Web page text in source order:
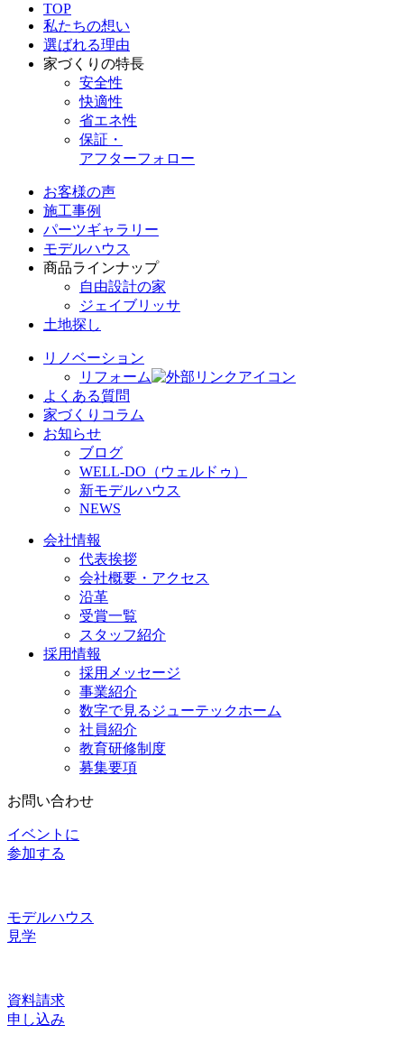
TOP
私たちの想い
選ばれる理由
家づくりの特長
安全性
快適性
省エネ性
保証・
アフターフォロー
お客様の声
施工事例
パーツギャラリー
モデルハウス
商品ラインナップ
自由設計の家
ジェイブリッサ
土地探し
リノベーション
リフォーム
よくある質問
家づくりコラム
お知らせ
ブログ
WELL-DO（ウェルドゥ）
新モデルハウス
NEWS
会社情報
代表挨拶
会社概要・アクセス
沿革
受賞一覧
スタッフ紹介
採用情報
採用メッセージ
事業紹介
数字で見るジューテックホーム
社員紹介
教育研修制度
募集要項
お問い合わせ
イベントに
参加する
モデルハウス
見学
資料請求
申し込み